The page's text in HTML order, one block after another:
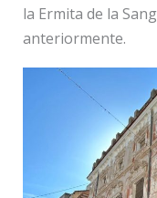
la Ermita de la
anteriormente.